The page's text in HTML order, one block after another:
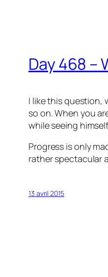
Day 468 –
I like this question,
so on. When you
while seeing
Progress is only
rather spectacular
13 avril 2015